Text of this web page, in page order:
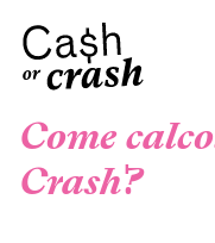
Come
Crash?